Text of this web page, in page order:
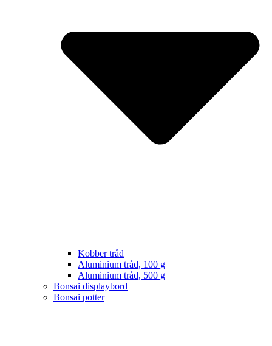
Kobber tråd
Aluminium tråd, 100 g
Aluminium tråd, 500 g
Bonsai displaybord
Bonsai potter